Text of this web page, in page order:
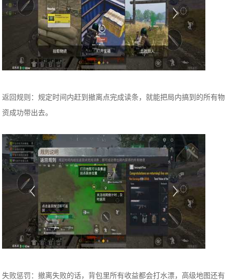
返回规则：规定时间内赶到撤离点完成读条，就能把局内搞到的所有物
资成功带出去。
失败惩罚：撤离失败的话，背包里所有收益都会打水漂，高级地图还有